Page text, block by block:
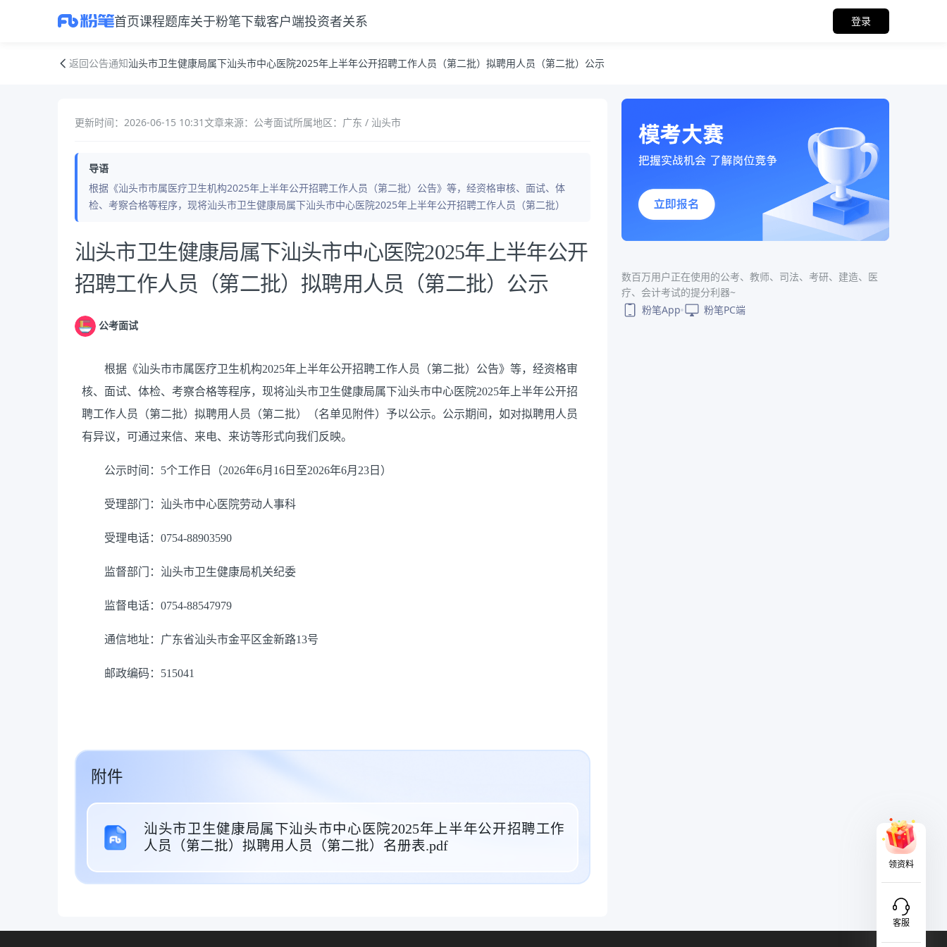
首页课程题库关于粉笔下载客户端投资者关系 登录
返回公告通知汕头市卫生健康局属下汕头市中心医院2025年上半年公开招聘工作人员（第二批）拟聘用人员（第二批）公示
更新时间：2026-06-15 10:31文章来源：公考面试所属地区：广东 / 汕头市
导语
根据《汕头市市属医疗卫生机构2025年上半年公开招聘工作人员（第二批）公告》等，经资格审核、面试、体
检、考察合格等程序，现将汕头市卫生健康局属下汕头市中心医院2025年上半年公开招聘工作人员（第二批）
公告正文
汕头市卫生健康局属下汕头市中心医院2025年上半年公开
招聘工作人员（第二批）拟聘用人员（第二批）公示
公考面试
根据《汕头市市属医疗卫生机构2025年上半年公开招聘工作人员（第二批）公告》等，经资格审
核、面试、体检、考察合格等程序，现将汕头市卫生健康局属下汕头市中心医院2025年上半年公开招
聘工作人员（第二批）拟聘用人员（第二批）（名单见附件）予以公示。公示期间，如对拟聘用人员
有异议，可通过来信、来电、来访等形式向我们反映。
公示时间：5个工作日（2026年6月16日至2026年6月23日）
受理部门：汕头市中心医院劳动人事科
受理电话：0754-88903590
监督部门：汕头市卫生健康局机关纪委
监督电话：0754-88547979
通信地址：广东省汕头市金平区金新路13号
邮政编码：515041
附件
汕头市卫生健康局属下汕头市中心医院2025年上半年公开招聘工作
人员（第二批）拟聘用人员（第二批）名册表.pdf
数百万用户正在使用的公考、教师、司法、考研、建造、医
疗、会计考试的提分利器~
粉笔App
粉笔PC端
领资料
客服